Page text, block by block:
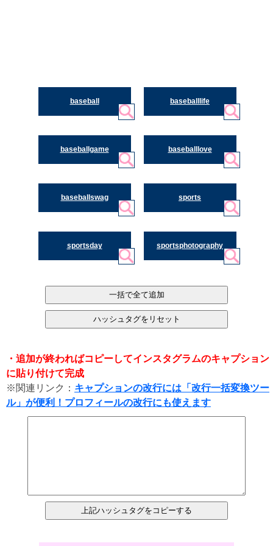
baseball baseballlife
baseballgame baseballlove
baseballswag sports
sportsday sportsphotography
・追加が終わればコピーしてインスタグラムのキャプション
に貼り付けて完成
※関連リンク： キャプションの改行には「改行一括変換ツー
ル」が便利！プロフィールの改行にも使えます